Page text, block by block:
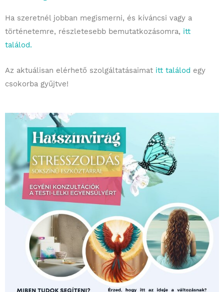
Ha szeretnél jobban megismerni, és kíváncsi vagy a
történetemre, részletesebb bemutatkozásomra, itt
találod.
Az aktuálisan elérhető szolgáltatásaimat itt találod egy
csokorba gyűjtve!